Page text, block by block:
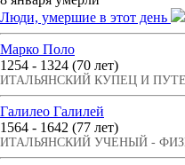
Люди, умершие в этот день
Марко Поло
1254 - 1324 (70 лет)
ИТАЛЬЯНСКИЙ КУПЕЦ И
Галилео Галилей
1564 - 1642 (77 лет)
ИТАЛЬЯНСКИЙ УЧЕНЫЙ -